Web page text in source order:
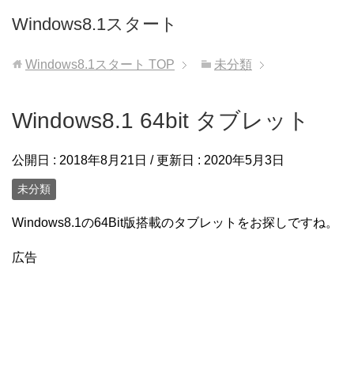
Windows8.1スタート
Windows8.1スタート TOP 未分類
Windows8.1 64bit タブレット
公開日 : 2018年8月21日 / 更新日 : 2020年5月3日
未分類
Windows8.1の64Bit版搭載のタブレットをお探しですね。
広告